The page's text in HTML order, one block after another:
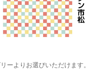
ーよりお選びいただけます。